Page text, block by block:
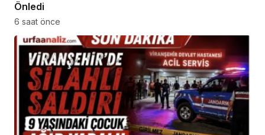
Önledi
6 saat önce